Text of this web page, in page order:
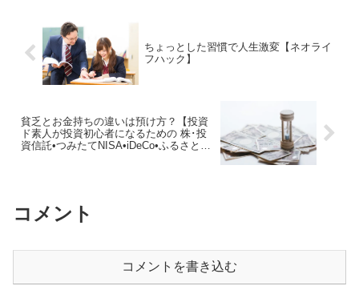
ちょっとした習慣で人生激変【ネオライ
フハック】
貧乏とお金持ちの違いは預け方？【投資
ド素人が投資初心者になるための 株･投
資信託•つみたてNISA•iDeCo•ふるさと納
コメント
コメントを書き込む